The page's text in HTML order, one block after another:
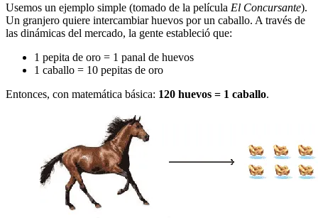
Usemos un ejemplo simple (tomado de la película El Concursante).
Un granjero quiere intercambiar huevos por un caballo. A través de
las dinámicas del mercado, la gente estableció que:
1 pepita de oro = 1 panal de huevos
1 caballo = 10 pepitas de oro
Entonces, con matemática básica: 120 huevos = 1 caballo.